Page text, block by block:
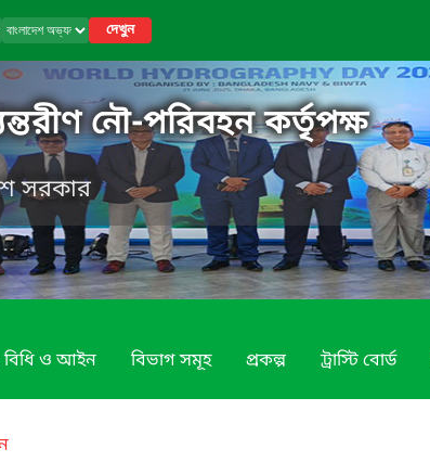
দেখুন
নৌ-পরিবহন কর্তৃপক্ষ
সরকার
বিধি ও আইন বিভাগ সমূহ প্রকল্প ট্রাস্টি বোর্ড